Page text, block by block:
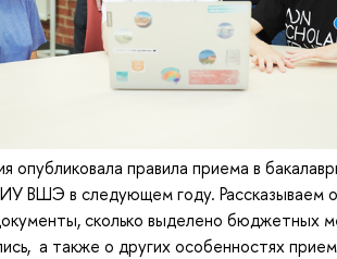
опубликовала правила приема в
ВШЭ в следующем году. Рассказываем о
сколько выделено бюджетных
а также о других особенностях